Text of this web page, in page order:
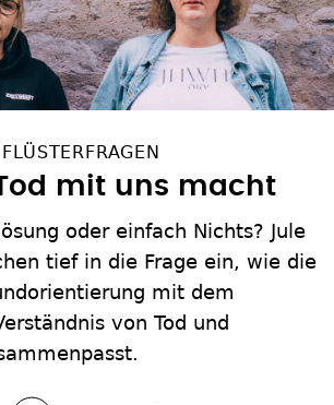
mit uns macht
oder einfach Nichts? Jule
tief in die Frage ein, wie die
mit dem
von Tod und